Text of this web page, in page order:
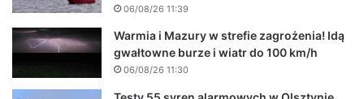
06/08/26 11:39
Warmia i Mazury w strefie zagrożenia! Idą
gwałtowne burze i wiatr do 100 km/h
06/08/26 11:30